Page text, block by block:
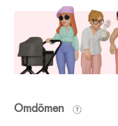
Omdömen